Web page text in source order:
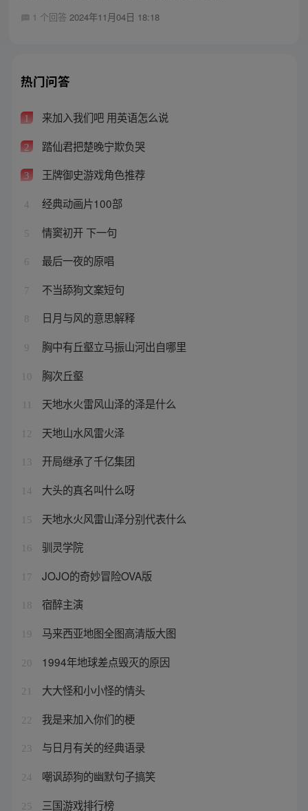
1 个回答 2024年11月04日 18:18
热门问答
1 来加入我们吧 用英语怎么说
2 踏仙君把楚晚宁欺负哭
3 王牌御史游戏角色推荐
4 经典动画片100部
5 情窦初开 下一句
6 最后一夜的原唱
7 不当舔狗文案短句
8 日月与风的意思解释
9 胸中有丘壑立马振山河出自哪里
10 胸次丘壑
天地水火雷风山泽的泽是什么
12 天地山水风雷火泽
13 开局继承了千亿集团
14 大头的真名叫什么呀
15 天地水火风雷山泽分别代表什么
16 驯灵学院
17 JOJO的奇妙冒险OVA版
18 宿醉主演
19 马来西亚地图全图高清版大图
20 1994年地球差点毁灭的原因
21 大大怪和小小怪的情头
22 我是来加入你们的梗
23 与日月有关的经典语录
24 嘲讽舔狗的幽默句子搞笑
25 三国游戏排行榜